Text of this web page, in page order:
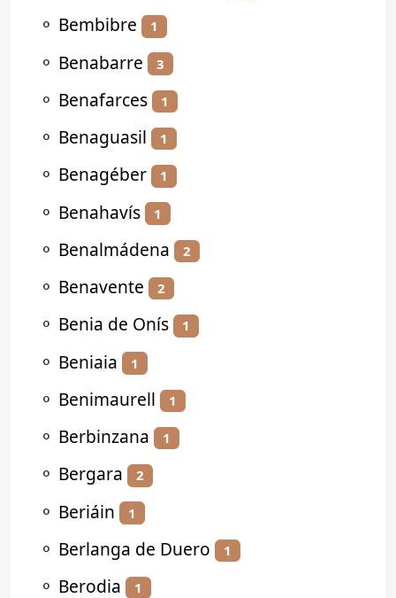
⚬ Bembibre 1
⚬ Benabarre 3
⚬ Benafarces 1
⚬ Benaguasil 1
⚬ Benagéber 1
⚬ Benahavís 1
⚬ Benalmádena 2
⚬ Benavente 2
⚬ Benia de Onís 1
⚬ Beniaia 1
⚬ Benimaurell 1
⚬ Berbinzana 1
⚬ Bergara 2
⚬ Beriáin 1
⚬ Berlanga de Duero 1
⚬ Berodia 1